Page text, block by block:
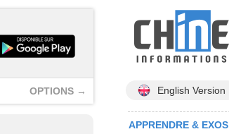
OPTIONS → English Version
APPRENDRE & EXOS